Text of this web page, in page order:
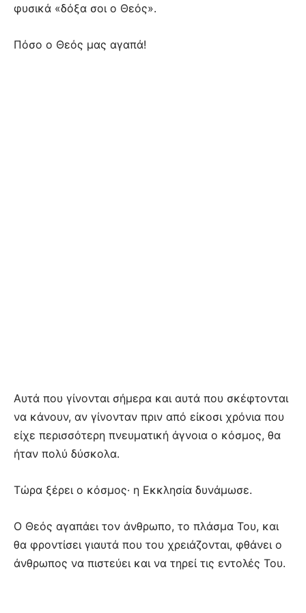
φυσικά «δόξα σοι ο Θεός».
Πόσο ο Θεός μας αγαπά!
Αυτά που γίνονται σήμερα και αυτά που σκέφτονται
να κάνουν, αν γίνονταν πριν από είκοσι χρόνια που
είχε περισσότερη πνευματική άγνοια ο κόσμος, θα
ήταν πολύ δύσκολα.
Τώρα ξέρει ο κόσμος· η Εκκλησία δυνάμωσε.
Ο Θεός αγαπάει τον άνθρωπο, το πλάσμα Του, και
θα φροντίσει γιαυτά που του χρειάζονται, φθάνει ο
άνθρωπος να πιστεύει και να τηρεί τις εντολές Του.